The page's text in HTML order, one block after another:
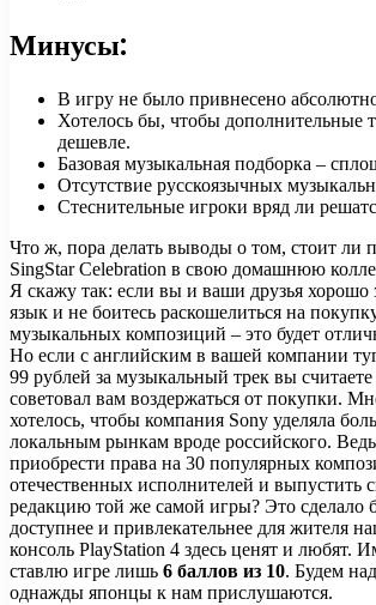
Минусы:
В игру не было привнесено
Хотелось бы, чтобы дополнительные
дешевле.
Базовая музыкальная подборка –
Отсутствие русскоязычных
Стеснительные игроки вряд ли
Что ж, пора делать выводы о том, стоит ли
SingStar Celebration в свою домашнюю
Я скажу так: если вы и ваши друзья хорошо
язык и не боитесь раскошелиться на
музыкальных композиций – это будет
Но если с английским в вашей компании
99 рублей за музыкальный трек вы
советовал вам воздержаться от покупки.
хотелось, чтобы компания Sony уделяла
локальным рынкам вроде российского.
приобрести права на 30 популярных
отечественных исполнителей и выпустить
редакцию той же самой игры? Это сделало
доступнее и привлекательнее для жителя
консоль PlayStation 4 здесь ценят и любят.
ставлю игре лишь 6 баллов из 10. Будем
однажды японцы к нам прислушаются.